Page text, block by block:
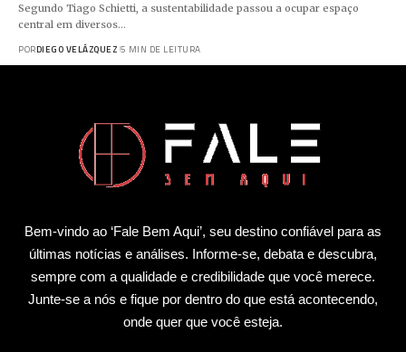
Segundo Tiago Schietti, a sustentabilidade passou a ocupar espaço
central em diversos…
PORDIEGO VELÁZQUEZ 5 MIN DE LEITURA
Bem-vindo ao ‘Fale Bem Aqui’, seu destino confiável para as
últimas notícias e análises. Informe-se, debata e descubra,
sempre com a qualidade e credibilidade que você merece.
Junte-se a nós e fique por dentro do que está acontecendo,
onde quer que você esteja.